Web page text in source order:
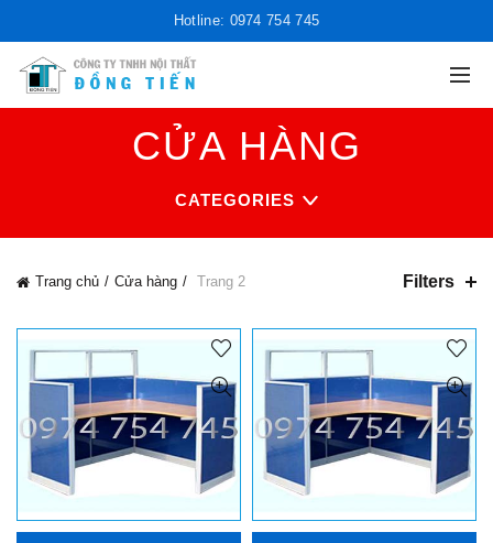
Hotline: 0974 754 745
CỬA HÀNG
CATEGORIES
Trang chủ Cửa hàng Trang 2 Filters